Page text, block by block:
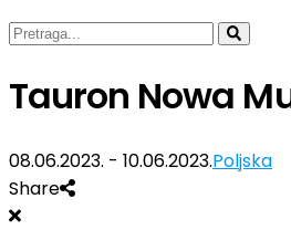
Tauron Nowa
08.06.2023. - 10.06.2023.Poljska
Share